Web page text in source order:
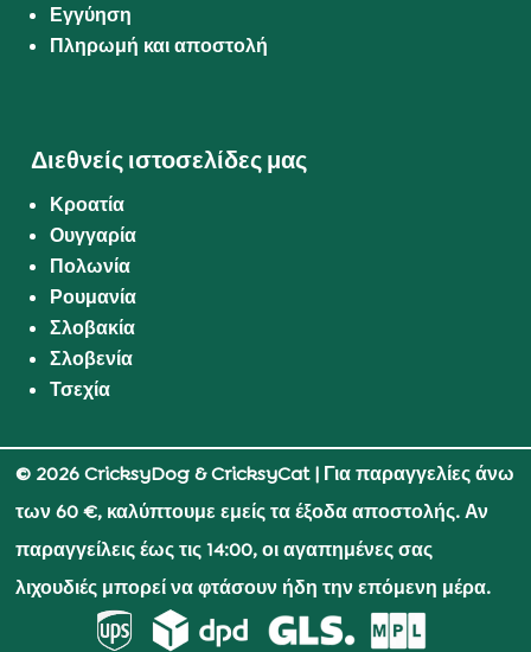
Εγγύηση
Πληρωμή και αποστολή
Διεθνείς ιστοσελίδες μας
Κροατία
Ουγγαρία
Πολωνία
Ρουμανία
Σλοβακία
Σλοβενία
Τσεχία
© 2026 CricksyDog & CricksyCat| Για παραγγελίες άνω
των 60 €, καλύπτουμε εμείς τα έξοδα αποστολής. Αν
παραγγείλεις έως τις 14:00, οι αγαπημένες σας
λιχουδιές μπορεί να φτάσουν ήδη την επόμενη μέρα.